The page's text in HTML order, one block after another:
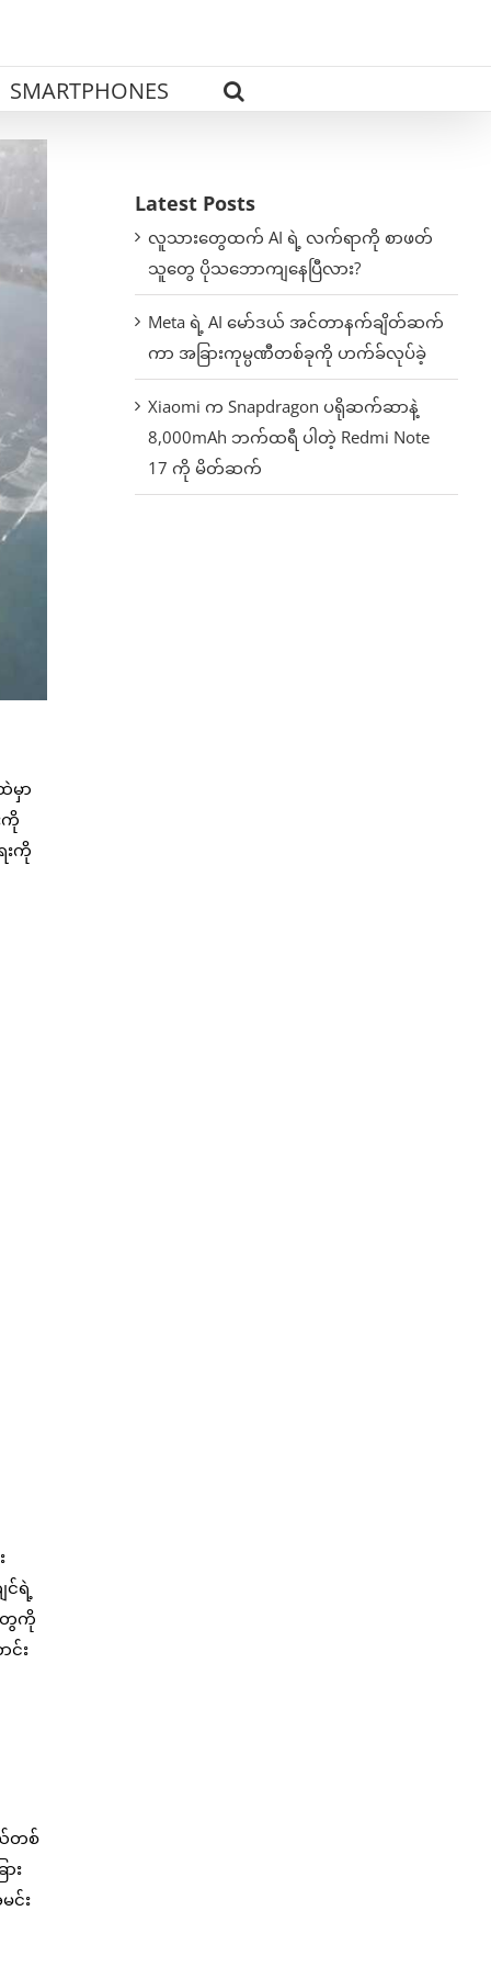
SMARTPHONES
မှာ
ကို
းကို
င်ရဲ့
ေကို
င်း
တစ်
း
င်း
Latest Posts
လူသားတွေထက် AI ရဲ့ လက်ရာကို စာဖတ်
သူတွေ ပိုသဘောကျနေပြီလား?
Meta ရဲ့ AI မော်ဒယ် အင်တာနက်ချိတ်ဆက်
ကာ အခြားကုမ္ပဏီတစ်ခုကို ဟက်ခ်လုပ်ခဲ့
Xiaomi က Snapdragon ပရိုဆက်ဆာနဲ့
8,000mAh ဘက်ထရီ ပါတဲ့ Redmi Note
17 ကို မိတ်ဆက်